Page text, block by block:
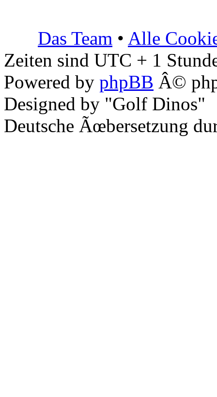
Das Team • Alle
Zeiten sind UTC + 1
Powered by phpBB Â©
Designed by "Golf Dinos"
Deutsche Ãœbersetzung